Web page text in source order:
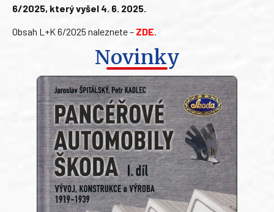
6/2025, který vyšel 4. 6. 2025.
Obsah L+K 6/2025 naleznete – ZDE.
Novinky